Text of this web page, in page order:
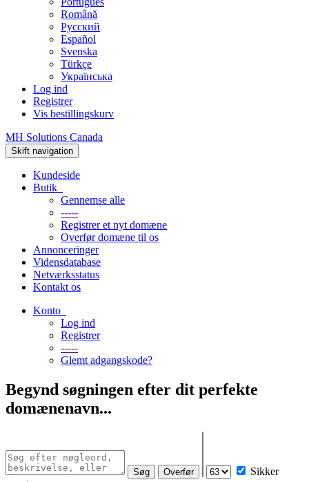
Română
Русский
Español
Svenska
Türkçe
Українська
Log ind
Registrer
Vis bestillingskurv
MH Solutions Canada
Skift navigation
Kundeside
Butik
Gennemse alle
-----
Registrer et nyt domæne
Overfør domæne til os
Annonceringer
Vidensdatabase
Netværksstatus
Kontakt os
Konto
Log ind
Registrer
-----
Glemt adgangskode?
Begynd søgningen efter dit perfekte
domænenavn...
Sikker